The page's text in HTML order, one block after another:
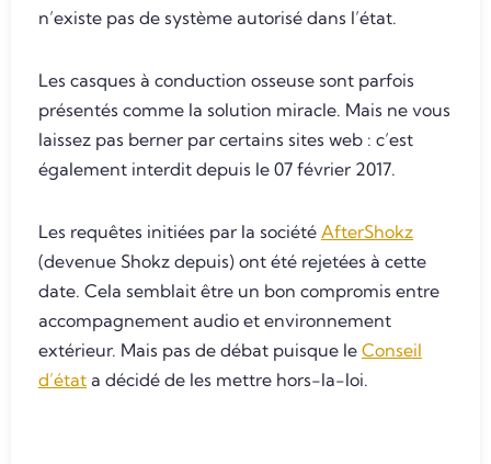
n’existe pas de système autorisé dans l’état.
Les casques à conduction osseuse sont parfois
présentés comme la solution miracle. Mais ne vous
laissez pas berner par certains sites web : c’est
également interdit depuis le 07 février 2017.
Les requêtes initiées par la société AfterShokz
(devenue Shokz depuis) ont été rejetées à cette
date. Cela semblait être un bon compromis entre
accompagnement audio et environnement
extérieur. Mais pas de débat puisque le Conseil
d’état a décidé de les mettre hors-la-loi.